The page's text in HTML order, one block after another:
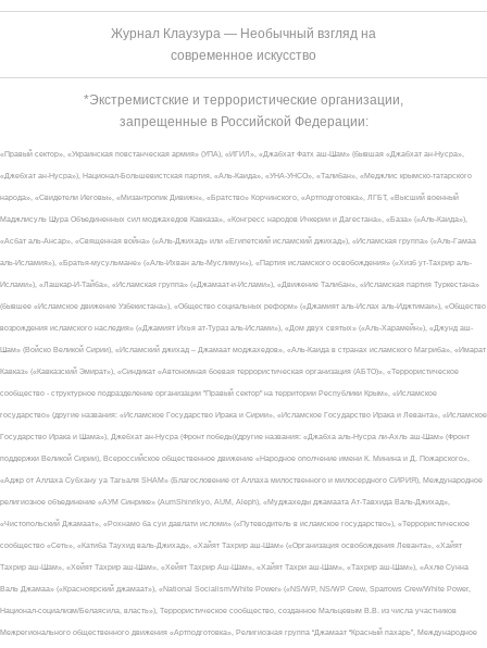
Журнал Клаузура — Необычный взгляд на
современное искусство
*Экстремистские и террористические организации,
запрещенные в Российской Федерации:
«Правый сектор», «Украинская повстанческая армия» (УПА), «ИГИЛ», «Джабхат Фатх аш-Шам» (бывшая «Джабхат ан-Нусра»,
«Джебхат ан-Нусра»), Национал-Большевистская партия, «Аль-Каида», «УНА-УНСО», «Талибан», «Меджлис крымско-татарского
народа», «Свидетели Иеговы», «Мизантропик Дивижн», «Братство» Корчинского, «Артподготовка», ЛГБТ, «Высший военный
Маджлисуль Шура Объединенных сил моджахедов Кавказа», «Конгресс народов Ичкерии и Дагестана», «База» («Аль-Каида»),
«Асбат аль-Ансар», «Священная война» («Аль-Джихад» или «Египетский исламский джихад»), «Исламская группа» («Аль-Гамаа
аль-Исламия»), «Братья-мусульмане» («Аль-Ихван аль-Муслимун»), «Партия исламского освобождения» («Хизб ут-Тахрир аль-
Ислами»), «Лашкар-И-Тайба», «Исламская группа» («Джамаат-и-Ислами»), «Движение Талибан», «Исламская партия Туркестана»
(бывшее «Исламское движение Узбекистана»), «Общество социальных реформ» («Джамият аль-Ислах аль-Иджтимаи»), «Общество
возрождения исламского наследия» («Джамият Ихья ат-Тураз аль-Ислами»), «Дом двух святых» («Аль-Харамейн»), «Джунд аш-
Шам» (Войско Великой Сирии), «Исламский джихад – Джамаат моджахедов», «Аль-Каида в странах исламского Магриба», «Имарат
Кавказ» («Кавказский Эмират»), «Синдикат «Автономная боевая террористическая организация (АБТО)», «Террористическое
сообщество - структурное подразделение организации "Правый сектор" на территории Республики Крым», «Исламское
государство» (другие названия: «Исламское Государство Ирака и Сирии», «Исламское Государство Ирака и Леванта», «Исламское
Государство Ирака и Шама»), Джебхат ан-Нусра (Фронт победы)(другие названия: «Джабха аль-Нусра ли-Ахль аш-Шам» (Фронт
поддержки Великой Сирии), Всероссийское общественное движение «Народное ополчение имени К. Минина и Д. Пожарского»,
«Аджр от Аллаха Субхану уа Тагьаля SHAM» (Благословение от Аллаха милоственного и милосердного СИРИЯ), Международное
религиозное объединение «АУМ Синрике» (AumShinrikyo, AUM, Aleph), «Муджахеды джамаата Ат-Тавхида Валь-Джихад»,
«Чистопольский Джамаат», «Рохнамо ба суи давлати исломи» («Путеводитель в исламское государство»), «Террористическое
сообщество «Сеть», «Катиба Таухид валь-Джихад», «Хайят Тахрир аш-Шам» («Организация освобождения Леванта», «Хайят
Тахрир аш-Шам», «Хейят Тахрир аш-Шам», «Хейят Тахрир Аш-Шам», «Хайят Тахри аш-Шам», «Тахрир аш-Шам»), «Ахлю Сунна
Валь Джамаа» («Красноярский джамаат»), «National Socialism/White Power» («NS/WP, NS/WP Crew, Sparrows Crew/White Power,
Национал-социализм/Белаясила, власть»), Террористическое сообщество, созданное Мальцевым В.В. из числа участников
Межрегионального общественного движения «Артподготовка», Религиозная группа “Джамаат “Красный пахарь”, Международное